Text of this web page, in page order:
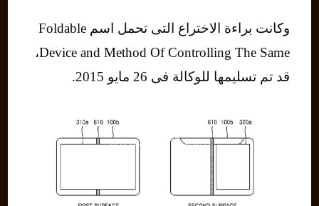
وكانت براءة الاختراع التى تحمل اسم Foldable
Device and Method Of Controlling The Same،
قد تم تسليمها للوكالة فى 26 مايو 2015.